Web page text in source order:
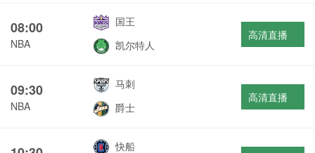
08:00
NBA
国王
凯尔特人
高清直播
09:30
NBA
马刺
爵士
高清直播
快船